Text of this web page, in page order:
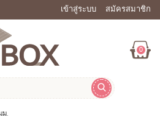
เข้าสู่ระบบ สมัครสมาชิก
0
ม.